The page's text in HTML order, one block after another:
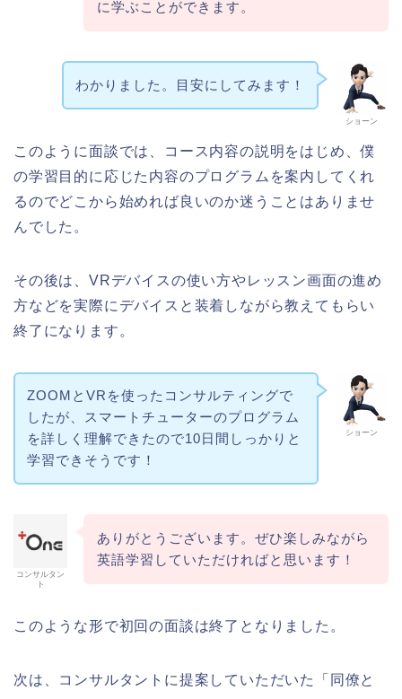
に学ぶことができます。
ショーン
わかりました。目安にしてみます！
このように面談では、コース内容の説明をはじめ、僕
の学習目的に応じた内容のプログラムを案内してくれ
るのでどこから始めれば良いのか迷うことはありませ
んでした。
その後は、VRデバイスの使い方やレッスン画面の進め
方などを実際にデバイスと装着しながら教えてもらい
終了になります。
ショーン
ZOOMとVRを使ったコンサルティングで
したが、スマートチューターのプログラム
を詳しく理解できたので10日間しっかりと
学習できそうです！
コンサルタン
ト
ありがとうございます。ぜひ楽しみながら
英語学習していただければと思います！
このような形で初回の面談は終了となりました。
次は、コンサルタントに提案していただいた「同僚と